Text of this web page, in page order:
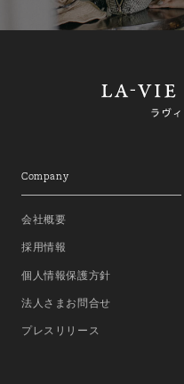
Company
会社概要
採用情報
個人情報保護方針
法人さまお問合せ
プレスリリース